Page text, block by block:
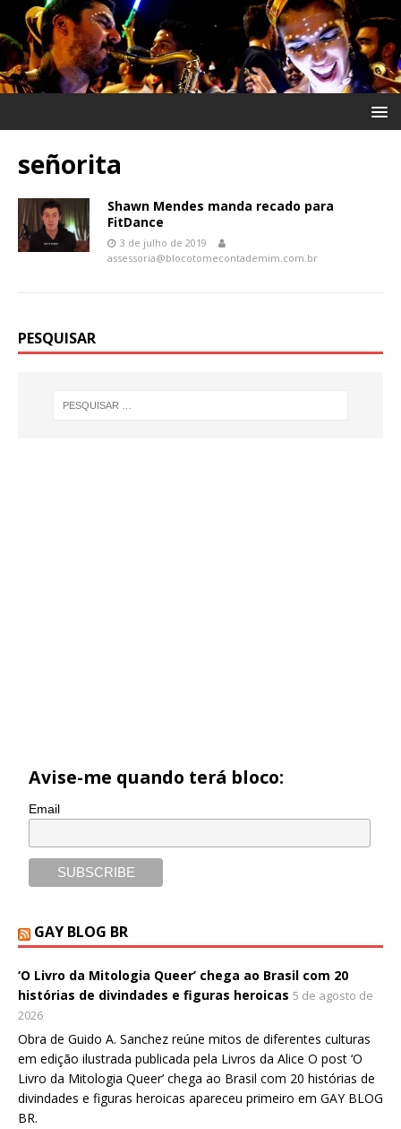
señorita
Shawn Mendes manda recado para
FitDance
3 de julho de 2019
assessoria@blocotomecontademim.com.br
PESQUISAR
Avise-me quando terá bloco:
Email
GAY BLOG BR
‘O Livro da Mitologia Queer’ chega ao Brasil com 20
histórias de divindades e figuras heroicas 5 de agosto de
2026
Obra de Guido A. Sanchez reúne mitos de diferentes culturas
em edição ilustrada publicada pela Livros da Alice O post ‘O
Livro da Mitologia Queer’ chega ao Brasil com 20 histórias de
divindades e figuras heroicas apareceu primeiro em GAY BLOG
BR.